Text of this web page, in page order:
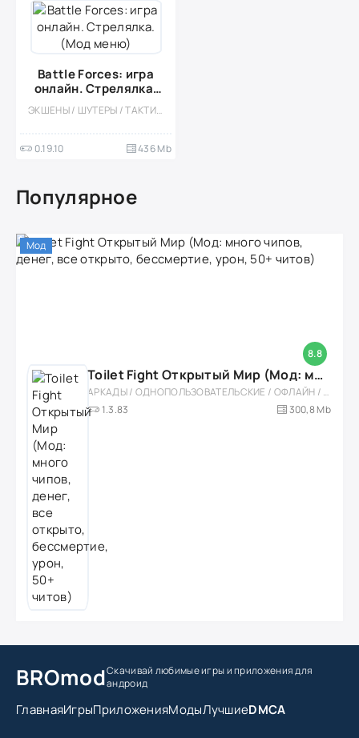
Battle Forces: игра
онлайн. Стрелялка.
(Мод меню)
ЭКШЕНЫ / ШУТЕРЫ / ТАКТИЧЕСКИЕ / КАЗУАЛЬНЫЕ / МНОГОПОЛЬЗОВАТЕЛЬСКАЯ / СОРЕВНОВАТЕЛЬНАЯ / ОДНОПОЛЬЗОВАТЕЛЬСКИЕ / СТИЛИЗАЦИЯ / ОФЛАЙН / МОД / ВСТРОЕННЫЙ КЕШ
0.19.10 436 Mb
Популярное
8.8
Мод
Toilet Fight Открытый Мир (Мод: много чипов, денег, все открыто, бессмертие, урон, 50+ читов)
АРКАДЫ / ОДНОПОЛЬЗОВАТЕЛЬСКИЕ / ОФЛАЙН / МОД / РОЛЕВЫЕ / ШУТЕРЫ / ОТКРЫТЫЙ МИР / ВСТРОЕННЫЙ КЕШ / 3D / ЭКШЕНЫ / ТУАЛЕТНЫЕ ВОЙНЫ / ДЛЯ ДЕТЕЙ
1.3.83
300,8 Mb
BROmodСкачивай любимые игрыи приложения для
андроид
ГлавнаяИгрыПриложенияМодыЛучшиеDMCA